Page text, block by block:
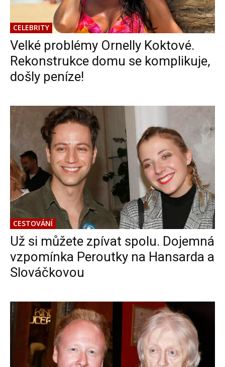
CELEBRITY
Velké problémy Ornelly Koktové.
Rekonstrukce domu se komplikuje,
došly peníze!
CESTOVÁNÍ
Už si můžete zpívat spolu. Dojemná
vzpomínka Peroutky na Hansarda a
Slováčkovou